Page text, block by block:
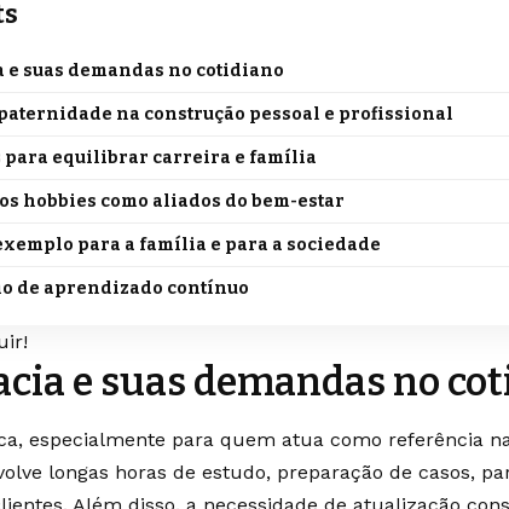
e suas demandas no cotidiano
na construção pessoal e profissional
para equilibrar carreira e família
hobbies como aliados do bem-estar
para a família e para a sociedade
de aprendizado contínuo
e suas demandas no
especialmente para quem atua como referência
longas horas de estudo, preparação de casos,